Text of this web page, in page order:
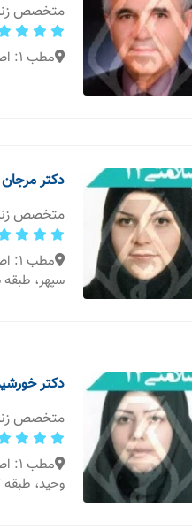
متخصص
مطب 1: اصفهان - خیابان فردوسی، نبش سیدعلی خان
دکتر
متخصص
سپهر،
دکتر
متخصص
وحید، طبقه ۳